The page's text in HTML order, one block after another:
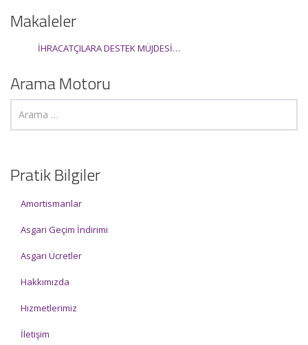
Makaleler
İHRACATÇILARA DESTEK MÜJDESİ…
Arama Motoru
Pratik Bilgiler
Amortismanlar
Asgari Geçim İndirimi
Asgari Ücretler
Hakkımızda
Hizmetlerimiz
İletişim